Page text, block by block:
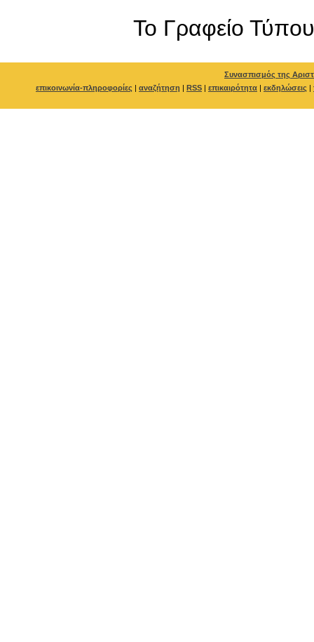
To Γραφείο Τύπου
Συνασπισμός της
επικοινωνία-πληροφορίες | αναζήτηση | RSS | επικαιρότητα | εκδηλώσεις |